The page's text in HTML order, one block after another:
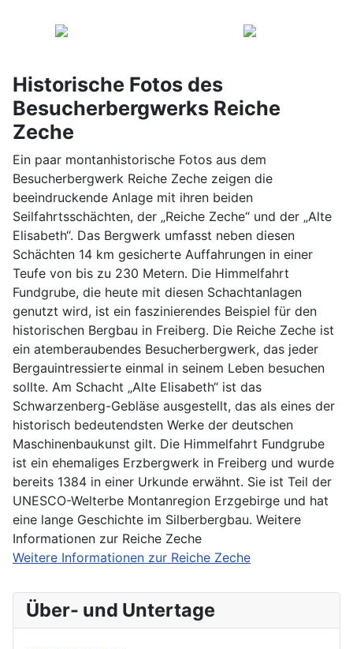
Historische Fotos des
Besucherbergwerks Reiche
Zeche
Ein paar montanhistorische Fotos aus dem
Besucherbergwerk Reiche Zeche zeigen die
beeindruckende Anlage mit ihren beiden
Seilfahrtsschächten, der „Reiche Zeche“ und der „Alte
Elisabeth“. Das Bergwerk umfasst neben diesen
Schächten 14 km gesicherte Auffahrungen in einer
Teufe von bis zu 230 Metern. Die Himmelfahrt
Fundgrube, die heute mit diesen Schachtanlagen
genutzt wird, ist ein faszinierendes Beispiel für den
historischen Bergbau in Freiberg. Die Reiche Zeche ist
ein atemberaubendes Besucherbergwerk, das jeder
Bergauintressierte einmal in seinem Leben besuchen
sollte. Am Schacht „Alte Elisabeth“ ist das
Schwarzenberg-Gebläse ausgestellt, das als eines der
historisch bedeutendsten Werke der deutschen
Maschinenbaukunst gilt. Die Himmelfahrt Fundgrube
ist ein ehemaliges Erzbergwerk in Freiberg und wurde
bereits 1384 in einer Urkunde erwähnt. Sie ist Teil der
UNESCO-Welterbe Montanregion Erzgebirge und hat
eine lange Geschichte im Silberbergbau. Weitere
Informationen zur Reiche Zeche
Weitere Informationen zur Reiche Zeche
Über- und Untertage